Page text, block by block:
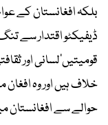
بلکہ افغانستان کے
ڈیفیکٹو اقتدار سے
قومیتیں‘لسانی اور
خلاف ہیں اور وہ
حوالے سے